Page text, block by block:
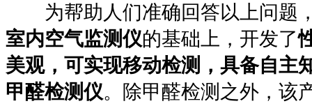
为帮助人们准确回答以上问题
室内空气监测仪的基础上，开发了
美观，可实现移动检测，具备自主
甲醛检测仪。除甲醛检测之外，该